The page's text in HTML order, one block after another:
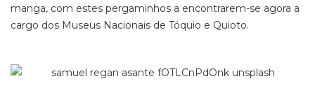
manga, com estes pergaminhos a encontrarem-se agora a
cargo dos Museus Nacionais de Tóquio e Quioto.